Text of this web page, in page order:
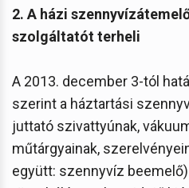
2. A házi
szolgáltatót terheli
A 2013. december 3-tól
szerint a háztartási
juttató szivattyúnak,
műtárgyainak,
együtt: szennyvíz